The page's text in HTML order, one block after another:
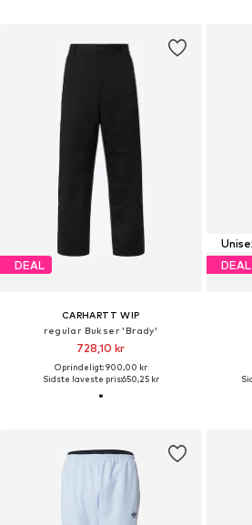
DEAL
CARHARTT WIP
regular Bukser 'Brady'
728,10 kr
Oprindeligt: 900,00 kr
Sidste laveste pris:650,25 kr
DEAL